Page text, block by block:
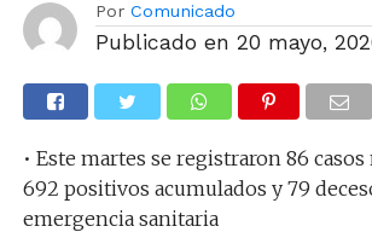
Por Comunicado
Publicado en 20 mayo,
• Este martes se registraron 86
692 positivos acumulados y 79
emergencia sanitaria